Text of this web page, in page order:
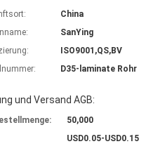
China
SanYing
ISO9001,QS,BV
D35-laminate Rohr
und Versand AGB:
50,000
USD0.05-USD0.15